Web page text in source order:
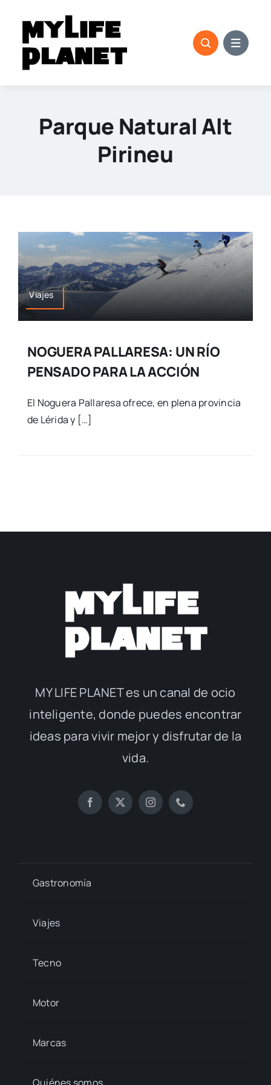
contenido
Parque Natural Alt
Pirineu
Viajes
NOGUERA PALLARESA: UN RÍO
PENSADO PARA LA ACCIÓN
El Noguera Pallaresa ofrece, en plena provincia
de Lérida y […]
MY LIFE PLANET es un canal de ocio
inteligente, donde puedes encontrar
ideas para vivir mejor y disfrutar de la
vida.
Gastronomía
Viajes
Tecno
Motor
Marcas